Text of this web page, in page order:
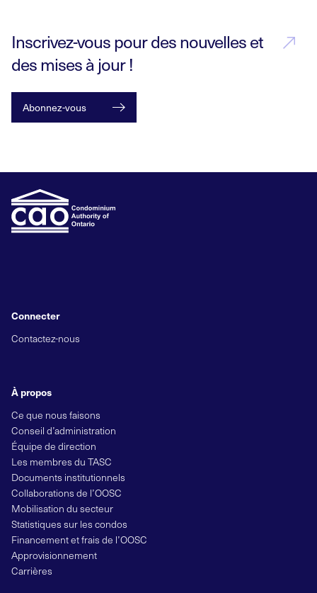
Inscrivez-vous pour des nouvelles et
des mises à jour !
Abonnez-vous
À propos
Ce que nous faisons
Conseil d’administration
Équipe de direction
Les membres du TASC
Documents institutionnels
Collaborations de l’OOSC
Mobilisation du secteur
Statistiques sur les condos
Financement et frais de l’OOSC
Approvisionnement
Carrières
Connecter
Contactez-nous